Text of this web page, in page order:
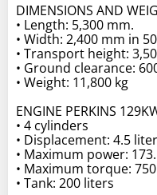
DIMENSIONS AND
• Length: 5,300 mm.
• Width: 2,400 mm in
• Transport height:
• Ground clearance:
• Weight: 11,800 kg
ENGINE PERKINS
• 4 cylinders
• Displacement: 4.5
• Maximum power:
• Maximum torque:
• Tank: 200 liters